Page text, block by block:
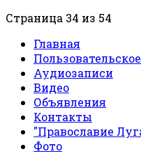
Страница 34 из 54
Главная
Аудиозаписи
Видео
Объявления
Контакты
"Православие
Фото